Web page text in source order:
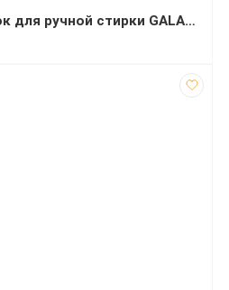
Стиральный порошок для ручной стирки GALA СМЗ Французский аромат 400 г